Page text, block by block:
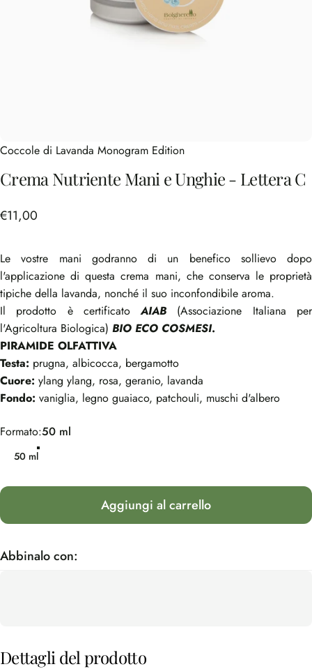
Coccole di Lavanda Monogram Edition
Crema Nutriente Mani eUnghie- Lettera C
€11,00
Le vostre mani godranno di un benefico sollievo dopo
l'applicazione di questa crema mani, che conserva le proprietà
tipiche della lavanda, nonché il suo inconfondibile aroma.
Il prodotto è certificato
AIAB (Associazione Italiana per
l'Agricoltura Biologica) BIO ECO COSMESI.
PIRAMIDE OLFATTIVA
Testa: prugna, albicocca, bergamotto
Cuore: ylang ylang, rosa, geranio, lavanda
Fondo: vaniglia, legno guaiaco, patchouli, muschi d'albero
Formato
Formato:50 ml
50 ml
Aggiungi al carrello
Abbinalo con:
Dettagli del prodotto